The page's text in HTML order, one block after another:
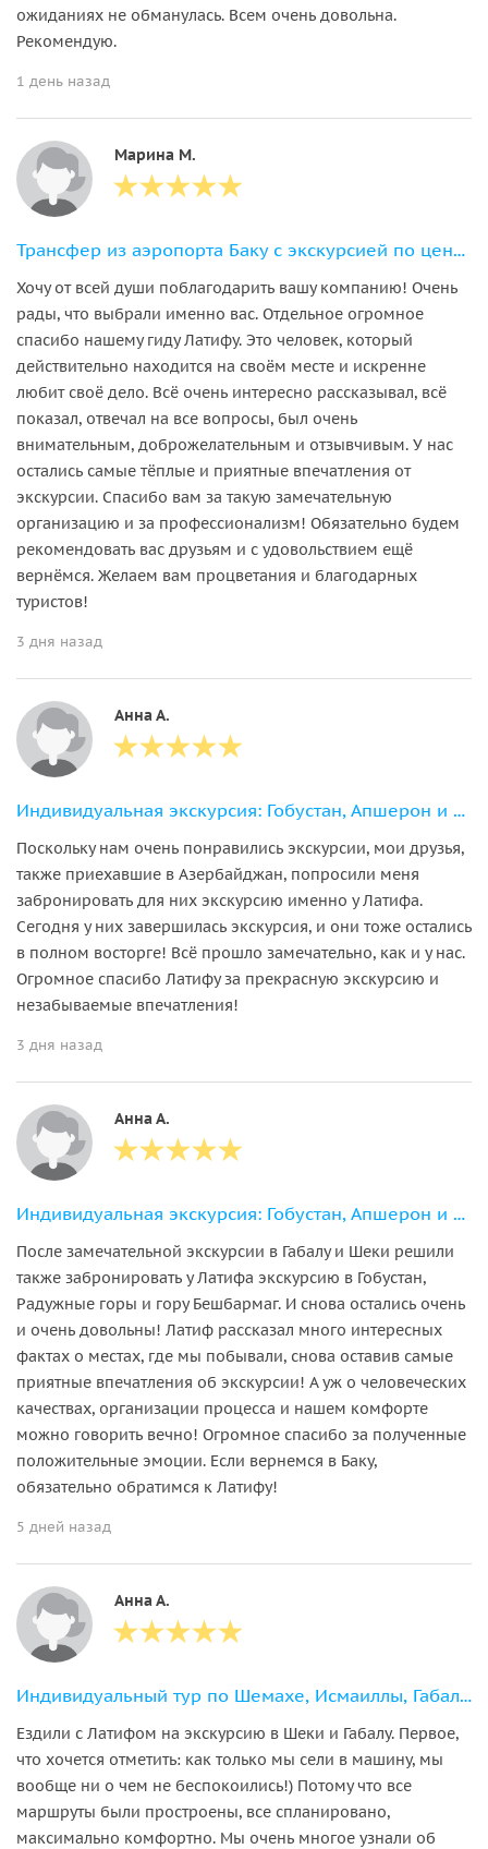
ожиданиях не обманулась. Всем очень довольна.
Рекомендую.
1 день назад
Марина М.
Трансфер из аэропорта Баку с экскурсией по центру
Хочу от всей души поблагодарить вашу компанию! Очень
рады, что выбрали именно вас. Отдельное огромное
спасибо нашему гиду Латифу. Это человек, который
действительно находится на своём месте и искренне
любит своё дело. Всё очень интересно рассказывал, всё
показал, отвечал на все вопросы, был очень
внимательным, доброжелательным и отзывчивым. У нас
остались самые тёплые и приятные впечатления от
экскурсии. Спасибо вам за такую замечательную
организацию и за профессионализм! Обязательно будем
рекомендовать вас друзьям и с удовольствием ещё
вернёмся. Желаем вам процветания и благодарных
туристов!
3 дня назад
Анна А.
Индивидуальная экскурсия: Гобустан, Апшерон и храм Атешгях за 1 день
Поскольку нам очень понравились экскурсии, мои друзья,
также приехавшие в Азербайджан, попросили меня
забронировать для них экскурсию именно у Латифа.
Сегодня у них завершилась экскурсия, и они тоже остались
в полном восторге! Всё прошло замечательно, как и у нас.
Огромное спасибо Латифу за прекрасную экскурсию и
незабываемые впечатления!
3 дня назад
Анна А.
Индивидуальная экскурсия: Гобустан, Апшерон и храм Атешгях за 1 день
После замечательной экскурсии в Габалу и Шеки решили
также забронировать у Латифа экскурсию в Гобустан,
Радужные горы и гору Бешбармаг. И снова остались очень
и очень довольны! Латиф рассказал много интересных
фактах о местах, где мы побывали, снова оставив самые
приятные впечатления об экскурсии! А уж о человеческих
качествах, организации процесса и нашем комфорте
можно говорить вечно! Огромное спасибо за полученные
положительные эмоции. Если вернемся в Баку,
обязательно обратимся к Латифу!
5 дней назад
Анна А.
Индивидуальный тур по Шемахе, Исмаиллы, Габала и Шеки (2 дня)
Ездили с Латифом на экскурсию в Шеки и Габалу. Первое,
что хочется отметить: как только мы сели в машину, мы
вообще ни о чем не беспокоились!) Потому что все
маршруты были простроены, все спланировано,
максимально комфортно. Мы очень многое узнали об